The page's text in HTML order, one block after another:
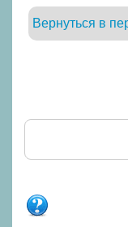
Вернуться в